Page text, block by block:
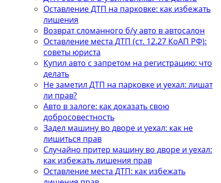
Оставление ДТП на парковке: как избежать
лишения
Возврат сломанного б/у авто в автосалон
Оставление места ДТП (ст. 12.27 КоАП РФ):
советы юриста
Купил авто с запретом на регистрацию: что
делать
Не заметил ДТП на парковке и уехал: лишат
ли прав?
Авто в залоге: как доказать свою
добросовестность
Задел машину во дворе и уехал: как не
лишиться прав
Случайно притер машину во дворе и уехал:
как избежать лишения прав
Оставление места ДТП: как избежать